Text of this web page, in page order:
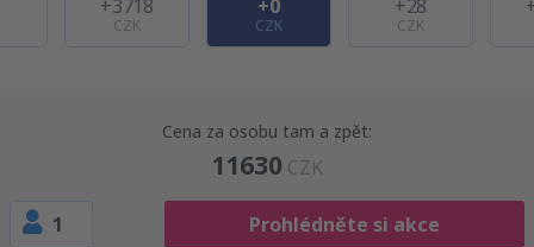
+3718
CZK
+0
CZK
+28
CZK
Cena za osobu tam a zpět:
11630 CZK
1 Prohlédněte si akce